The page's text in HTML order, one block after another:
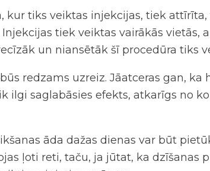
kur tiks veiktas injekcijas, tiek
Injekcijas tiek veiktas vairākās
un niansētāk šī procedūra tiks
redzams uzreiz. Jāatceras gan,
ilgi saglabāsies efekts, atkarīgs no
āda dažas dienas var būt
ļoti reti, taču, ja jūtat, ka dzīšanas